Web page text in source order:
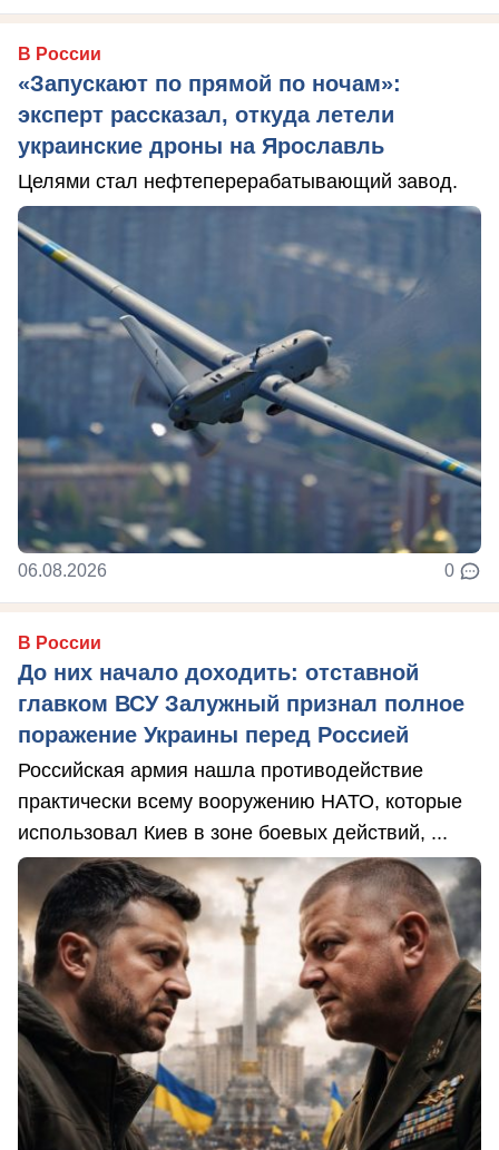
В России
«Запускают по прямой по ночам»:
эксперт рассказал, откуда летели
украинские дроны на Ярославль
Целями стал нефтеперерабатывающий завод.
06.08.2026 0
В России
До них начало доходить: отставной
главком ВСУ Залужный признал полное
поражение Украины перед Россией
Российская армия нашла противодействие
практически всему вооружению НАТО, которые
использовал Киев в зоне боевых действий, ...